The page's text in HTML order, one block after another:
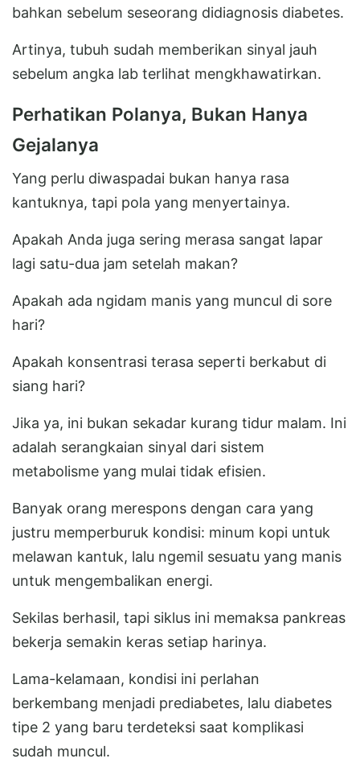
bahkan sebelum seseorang didiagnosis diabetes.
Artinya, tubuh sudah memberikan sinyal jauh
sebelum angka lab terlihat mengkhawatirkan.
Perhatikan Polanya, Bukan Hanya
Gejalanya
Yang perlu diwaspadai bukan hanya rasa
kantuknya, tapi pola yang menyertainya.
Apakah Anda juga sering merasa sangat lapar
lagi satu-dua jam setelah makan?
Apakah ada ngidam manis yang muncul di sore
hari?
Apakah konsentrasi terasa seperti berkabut di
siang hari?
Jika ya, ini bukan sekadar kurang tidur malam. Ini
adalah serangkaian sinyal dari sistem
metabolisme yang mulai tidak efisien.
Banyak orang merespons dengan cara yang
justru memperburuk kondisi: minum kopi untuk
melawan kantuk, lalu ngemil sesuatu yang manis
untuk mengembalikan energi.
Sekilas berhasil, tapi siklus ini memaksa pankreas
bekerja semakin keras setiap harinya.
Lama-kelamaan, kondisi ini perlahan
berkembang menjadi prediabetes, lalu diabetes
tipe 2 yang baru terdeteksi saat komplikasi
sudah muncul.